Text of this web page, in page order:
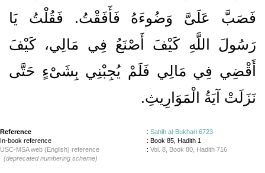
فَصَبَّ عَلَىَّ وَضُوءَهُ فَأَفَقْتُ‏.‏ فَقُلْتُ يَا
رَسُولَ اللَّهِ كَيْفَ أَصْنَعُ فِي مَالِي، كَيْفَ
أَقْضِي فِي مَالِي فَلَمْ يُجِبْنِي بِشَىْءٍ حَتَّى
نَزَلَتْ آيَةُ الْمَوَارِيثِ‏.‏
Reference : Sahih al-Bukhari 6723
In-book reference
: Book 85, Hadith 1
USC-MSA web (English) reference
: Vol. 8, Book 80, Hadith 716
(deprecated numbering scheme)